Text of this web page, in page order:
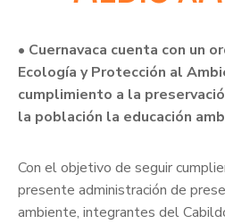
• Cuernavaca cuenta con un
Ecología y Protección al
cumplimiento a la
la población la educación
Con el objetivo de seguir
presente administración de
ambiente, integrantes del